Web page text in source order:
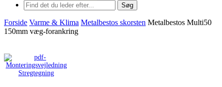
Søg
Forside Varme & Klima Metalbestos skorsten Metalbestos Multi50
150mm væg-forankring
Stregtegning